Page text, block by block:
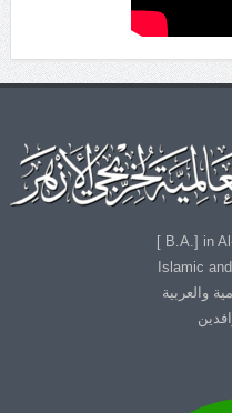
B.A.] in
Islamic
والعربية